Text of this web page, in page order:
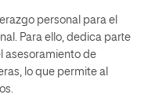
personal para el
Para ello, dedica parte
asesoramiento de
lo que permite al